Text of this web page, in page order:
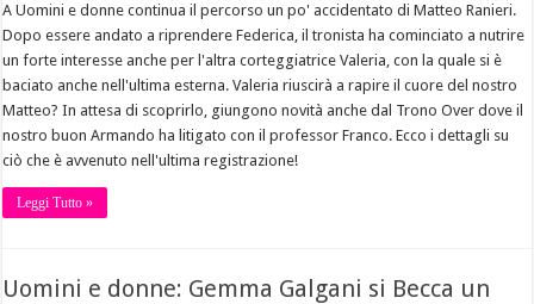
A Uomini e donne continua il percorso un po' accidentato di Matteo Ranieri.
Dopo essere andato a riprendere Federica, il tronista ha cominciato a nutrire
un forte interesse anche per l'altra corteggiatrice Valeria, con la quale si è
baciato anche nell'ultima esterna. Valeria riuscirà a rapire il cuore del nostro
Matteo? In attesa di scoprirlo, giungono novità anche dal Trono Over dove il
nostro buon Armando ha litigato con il professor Franco. Ecco i dettagli su
ciò che è avvenuto nell'ultima registrazione!
Leggi Tutto »
Uomini e donne: Gemma Galgani si Becca un